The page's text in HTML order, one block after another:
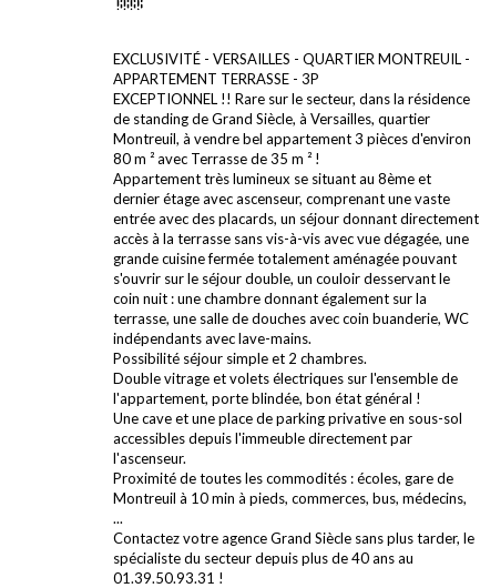
EXCLUSIVITÉ - VERSAILLES - QUARTIER MONTREUIL -
APPARTEMENT TERRASSE - 3P
EXCEPTIONNEL !! Rare sur le secteur, dans la résidence
de standing de Grand Siècle, à Versailles, quartier
Montreuil, à vendre bel appartement 3 pièces d'environ
80 m ² avec Terrasse de 35 m ² !
Appartement très lumineux se situant au 8ème et
dernier étage avec ascenseur, comprenant une vaste
entrée avec des placards, un séjour donnant directement
accès à la terrasse sans vis-à-vis avec vue dégagée, une
grande cuisine fermée totalement aménagée pouvant
s'ouvrir sur le séjour double, un couloir desservant le
coin nuit : une chambre donnant également sur la
terrasse, une salle de douches avec coin buanderie, WC
indépendants avec lave-mains.
Possibilité séjour simple et 2 chambres.
Double vitrage et volets électriques sur l'ensemble de
l'appartement, porte blindée, bon état général !
Une cave et une place de parking privative en sous-sol
accessibles depuis l'immeuble directement par
l'ascenseur.
Proximité de toutes les commodités : écoles, gare de
Montreuil à 10 min à pieds, commerces, bus, médecins,
...
Contactez votre agence Grand Siècle sans plus tarder, le
spécialiste du secteur depuis plus de 40 ans au
01.39.50.93.31 !